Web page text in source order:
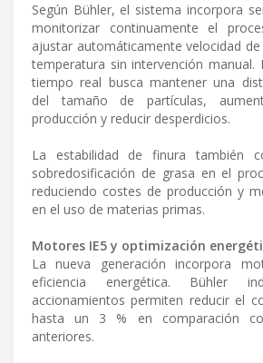
Según Bühler, el sistema incorpora
monitorizar continuamente el
ajustar automáticamente velocidad
temperatura sin intervención manual.
tiempo real busca mantener una
del tamaño de partículas,
producción y reducir desperdicios.
La estabilidad de finura también
sobredosificación de grasa en el
reduciendo costes de producción y
en el uso de materias primas.
Motores IE5 y optimización
La nueva generación incorpora
eficiencia energética. Bühler
accionamientos permiten reducir el
hasta un 3 % en comparación
anteriores.